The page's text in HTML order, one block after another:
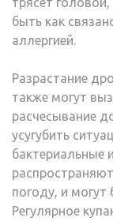
быть как
аллергией.
Разрастание
также могут
расчесывание
усугубить
бактериальные
погоду, и
Регулярное